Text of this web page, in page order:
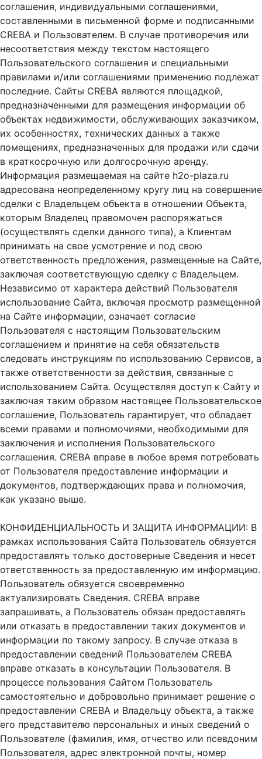
соглашения, индивидуальными соглашениями,
составленными в письменной форме и подписанными
CREBA и Пользователем. В случае противоречия или
несоответствия между текстом настоящего
Пользовательского соглашения и специальными
правилами и/или соглашениями применению подлежат
последние. Сайты CREBA являются площадкой,
предназначенными для размещения информации об
объектах недвижимости, обслуживающих заказчиком,
их особенностях, технических данных а также
помещениях, предназначенных для продажи или сдачи
в краткосрочную или долгосрочную аренду.
Информация размещаемая на сайте h2o-plaza.ru
адресована неопределенному кругу лиц на совершение
сделки с Владельцем объекта в отношении Объекта,
которым Владелец правомочен распоряжаться
(осуществлять сделки данного типа), а Клиентам
принимать на свое усмотрение и под свою
ответственность предложения, размещенные на Сайте,
заключая соответствующую сделку с Владельцем.
Независимо от характера действий Пользователя
использование Сайта, включая просмотр размещенной
на Сайте информации, означает согласие
Пользователя с настоящим Пользовательским
соглашением и принятие на себя обязательств
следовать инструкциям по использованию Сервисов, а
также ответственности за действия, связанные с
использованием Сайта. Осуществляя доступ к Сайту и
заключая таким образом настоящее Пользовательское
соглашение, Пользователь гарантирует, что обладает
всеми правами и полномочиями, необходимыми для
заключения и исполнения Пользовательского
соглашения. CREBA вправе в любое время потребовать
от Пользователя предоставление информации и
документов, подтверждающих права и полномочия,
как указано выше.
КОНФИДЕНЦИАЛЬНОСТЬ И ЗАЩИТА ИНФОРМАЦИИ: В
рамках использования Сайта Пользователь обязуется
предоставлять только достоверные Сведения и несет
ответственность за предоставленную им информацию.
Пользователь обязуется своевременно
актуализировать Сведения. CREBA вправе
запрашивать, а Пользователь обязан предоставлять
или отказать в предоставлении таких документов и
информации по такому запросу. В случае отказа в
предоставлении сведений Пользователем CREBA
вправе отказать в консультации Пользователя. В
процессе пользования Сайтом Пользователь
самостоятельно и добровольно принимает решение о
предоставлении CREBA и Владельцу объекта, а также
его представителю персональных и иных сведений о
Пользователе (фамилия, имя, отчество или псевдоним
Пользователя, адрес электронной почты, номер